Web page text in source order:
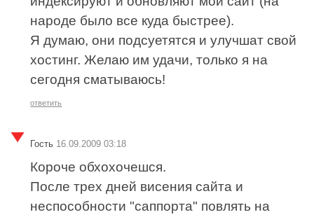
народе было все куда быстрее).
Я думаю, они подсуетятся и улучшат свой
хостинг. Желаю им удачи, только я на
сегодня сматываюсь!
ответить
Гость 16.09.2009 03:18
Короче обхохочешся.
После трех дней висения сайта и
неспособности "саппорта" повлять на